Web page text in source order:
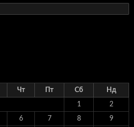
Чт Пт Сб Нд
1 2
6 7 8 9